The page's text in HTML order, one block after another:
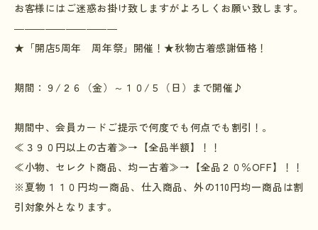
お客様にはご迷惑お掛け致しますがよろしくお願い致します。
――――――――――
★「開店5周年 周年祭」開催！★秋物古着感謝価格！
期間：９ / ２６（金）～１０ / ５（日）まで開催♪
期間中、会員カードご提示で何度でも何点でも割引！。
≪３９０円以上の古着≫→【全品半額】！！
≪小物、セレクト商品、均一古着≫→【全品２０％OFF】！！
※夏物１１０円均一商品、仕入商品、外の110円均一商品は割
引対象外となります。